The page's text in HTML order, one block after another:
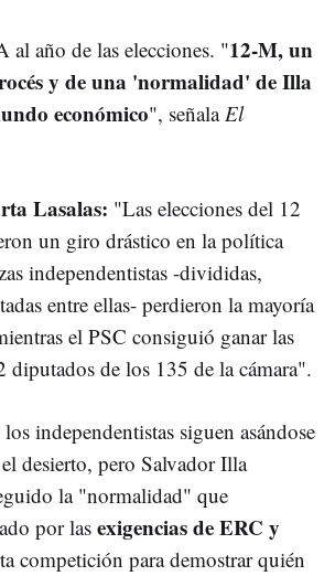
al año de las elecciones. "12-M, un
y de una 'normalidad' de Illa
económico", señalaEl
Lasalas: "Las elecciones del 12
un giro drástico en la política
independentistas -divididas,
entre ellas- perdieron la mayoría
el PSC consiguió ganar las
diputados de los 135 de la cámara".
independentistas siguen asándose
desierto, pero Salvador Illa
la "normalidad" que
por las exigencias de ERC y
competición para demostrar quién